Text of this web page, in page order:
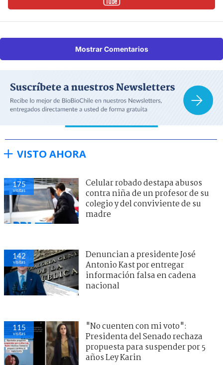
Mostrar Comentarios
VISTO AHORA
175
visitas
Celular robado destapa abusos
contra niña de un profesor de su
colegio y del conviviente de su
madre
142
visitas
Denuncian a presidente José
Antonio Kast por entregar
información falsa en cadena
nacional
115
visitas
"No cuenten con mi voto":
Presidenta del Senado rechaza
propuesta para suspender por 5
años Ley Karin